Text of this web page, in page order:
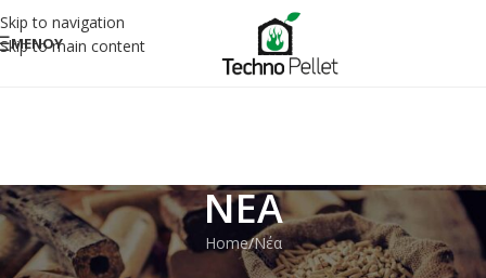
Skip to navigation
Skip to main content
ΜΕΝΟΥ
NEA
Home Νέα
ΝΈΑ